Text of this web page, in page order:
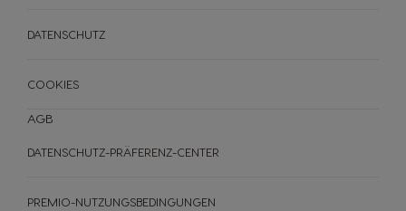
DATENSCHUTZ
COOKIES
AGB
DATENSCHUTZ-PRÄFERENZ-CENTER
PREMIO-NUTZUNGSBEDINGUNGEN